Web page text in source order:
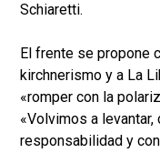
Schiaretti.
El frente se propone
kirchnerismo y a La
«romper con la
«Volvimos a
responsabilidad y